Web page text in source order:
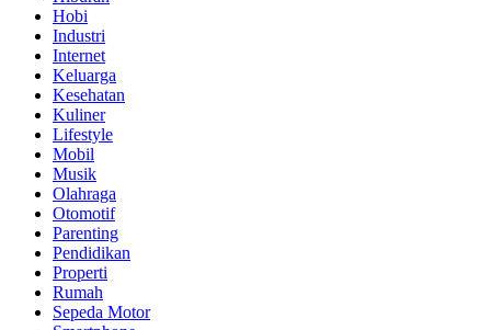
Hobi
Industri
Internet
Keluarga
Kesehatan
Kuliner
Lifestyle
Mobil
Musik
Olahraga
Otomotif
Parenting
Pendidikan
Properti
Rumah
Sepeda Motor